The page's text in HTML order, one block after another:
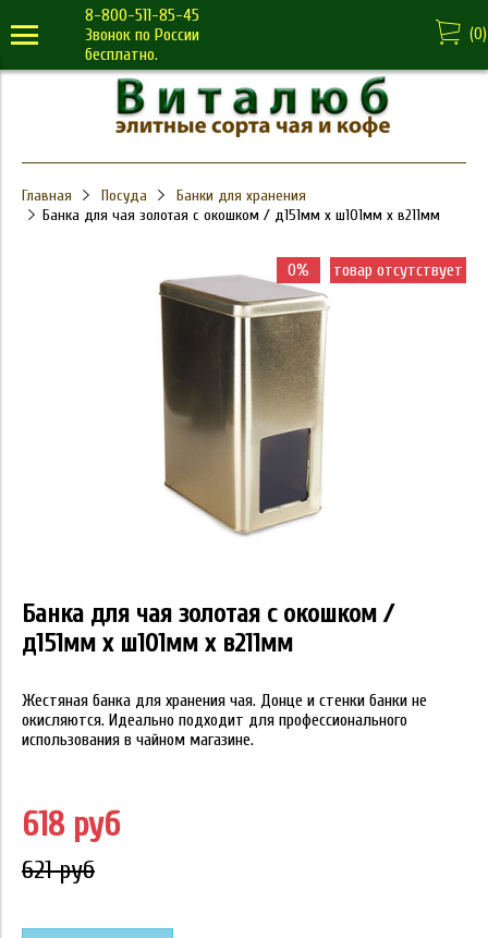
8-800-511-85-45
Звонок по России
бесплатно.
(0)
Главная Посуда
Банки для хранения
Банка для чая золотая с окошком / д151мм х ш101мм х в211мм
0% товар отсутствует
Банка для чая золотая с окошком /
д151мм х ш101мм х в211мм
Жестяная банка для хранения чая. Донце и стенки банки не
окисляются. Идеально подходит для профессионального
использования в чайном магазине.
618 руб
621 руб